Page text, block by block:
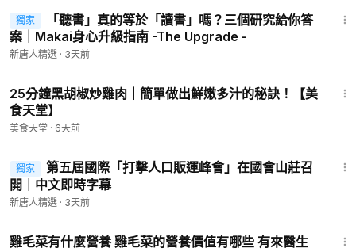
獨家
「聽書」真的等於「讀書」嗎？三個研究給你答
案｜Makai身心升級指南 -The Upgrade -
新唐人精選 · 3天前
25分鐘黑胡椒炒雞肉｜簡單做出鮮嫩多汁的秘訣！【美
食天堂】
美食天堂 · 6天前
獨家
第五屆國際「打擊人口販運峰會」在國會山莊召
開｜中文即時字幕
新唐人精選 · 3天前
雞毛菜有什麼營養 雞毛菜的營養價值有哪些 有來醫生